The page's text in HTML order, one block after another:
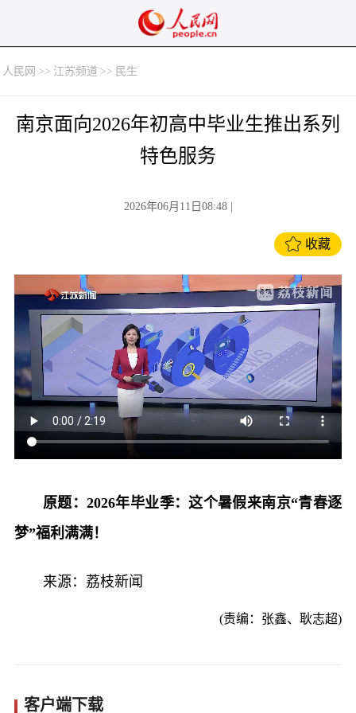
人民网 >> 江苏频道 >> 民生
南京面向2026年初高中毕业生推出系列
特色服务
2026年06月11日08:48|
收藏
原题：2026年毕业季：这个暑假来南京“青春逐
梦”福利满满！
来源：荔枝新闻
(责编：张鑫、耿志超)
客户端下载